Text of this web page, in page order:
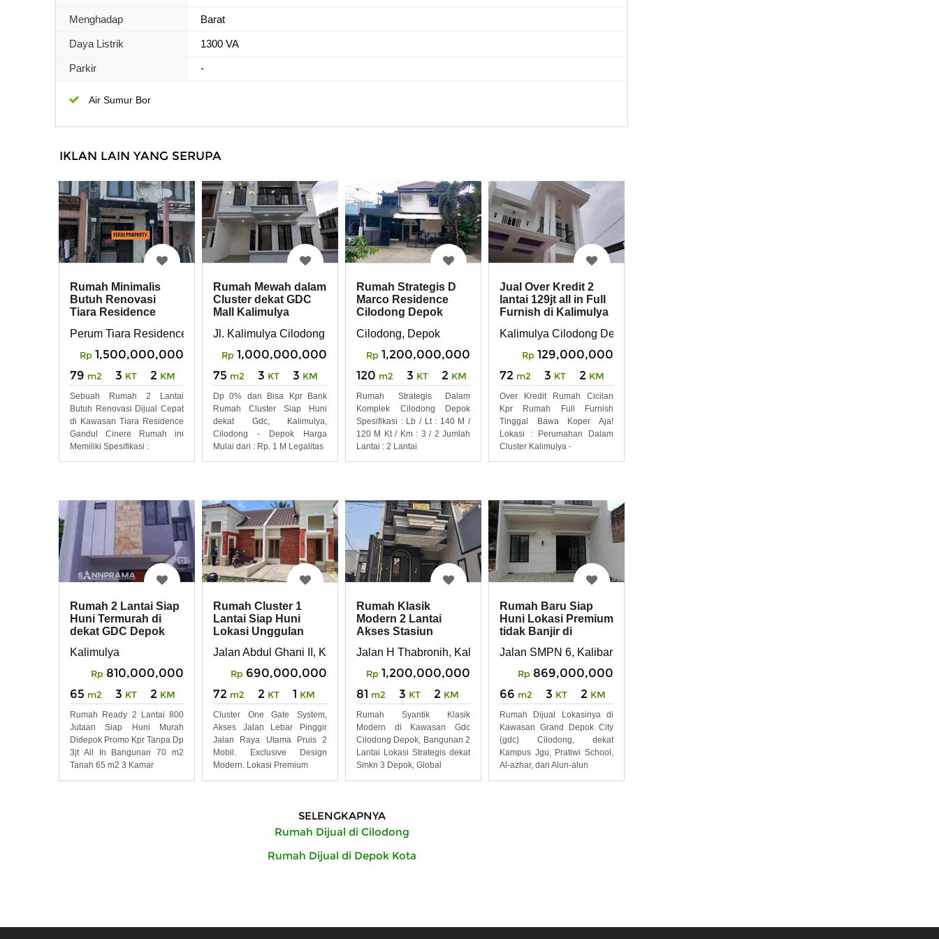
Menghadap Barat
Daya Listrik 1300 VA
Parkir -
Air Sumur Bor
IKLAN LAIN YANG SERUPA
Rumah Minimalis
Butuh Renovasi
Tiara Residence
Perum Tiara Residence Gandul
Rp 1,500,000,000
79 m2 3 KT 2 KM
Sebuah Rumah 2 Lantai
Butuh Renovasi Dijual Cepat
di Kawasan Tiara Residence
Gandul Cinere Rumah ini
Memiliki Spesifikasi :
Rumah Mewah dalam
Cluster dekat GDC
Mall Kalimulya
Jl. Kalimulya Cilodong Depok kota
Rp 1,000,000,000
75 m2 3 KT 3 KM
Dp 0% dan Bisa Kpr Bank
Rumah Cluster Siap Huni
dekat Gdc, Kalimulya,
Cilodong - Depok Harga
Mulai dari : Rp. 1 M Legalitas
Rumah Strategis D
Marco Residence
Cilodong Depok
Cilodong, Depok
Rp 1,200,000,000
120 m2 3 KT 2 KM
Rumah Strategis Dalam
Komplek Cilodong Depok
Spesifikasi : Lb / Lt : 140 M /
120 M Kt / Km : 3 / 2 Jumlah
Lantai : 2 Lantai
Jual Over Kredit 2
lantai 129jt all in Full
Furnish di Kalimulya
Kalimulya Cilodong Depok
Rp 129,000,000
72 m2 3 KT 2 KM
Over Kredit Rumah Cicilan
Kpr Rumah Full Furnish
Tinggal Bawa Koper Aja!
Lokasi : Perumahan Dalam
Cluster Kalimulya -
Rumah 2 Lantai Siap
Huni Termurah di
dekat GDC Depok
Kalimulya
Rp 810,000,000
65 m2 3 KT 2 KM
Rumah Ready 2 Lantai 800
Jutaan Siap Huni Murah
Didepok Promo Kpr Tanpa Dp
3jt All In Bangunan 70 m2
Tanah 65 m2 3 Kamar
Rumah Cluster 1
Lantai Siap Huni
Lokasi Unggulan
Jalan Abdul Ghani II, Kalibaru, Cilodong , Depok
Rp 690,000,000
72 m2 2 KT 1 KM
Cluster One Gate System,
Akses Jalan Lebar Pinggir
Jalan Raya Utama Pruis 2
Mobil. Exclusive Design
Modern. Lokasi Premium
Rumah Klasik
Modern 2 Lantai
Akses Stasiun
GDC
Jalan H Thabronih, Kalimulya Cilodong, Depok
Rp 1,200,000,000
81 m2 3 KT 2 KM
Rumah Syantik Klasik
Modern di Kawasan Gdc
Cilodong Depok, Bangunan 2
Lantai Lokasi Strategis dekat
Smkn 3 Depok, Global
Rumah Baru Siap
Huni Lokasi Premium
tidak Banjir di
Depok
Jalan SMPN 6, Kalibaru, Kec. Cilodong, Depok
Rp 869,000,000
66 m2 3 KT 2 KM
Rumah Dijual Lokasinya di
Kawasan Grand Depok City
(gdc) Cilodong, dekat
Kampus Jgu, Pratiwi School,
Al-azhar, dan Alun-alun
SELENGKAPNYA
Rumah Dijual di Cilodong
Rumah Dijual di Depok Kota